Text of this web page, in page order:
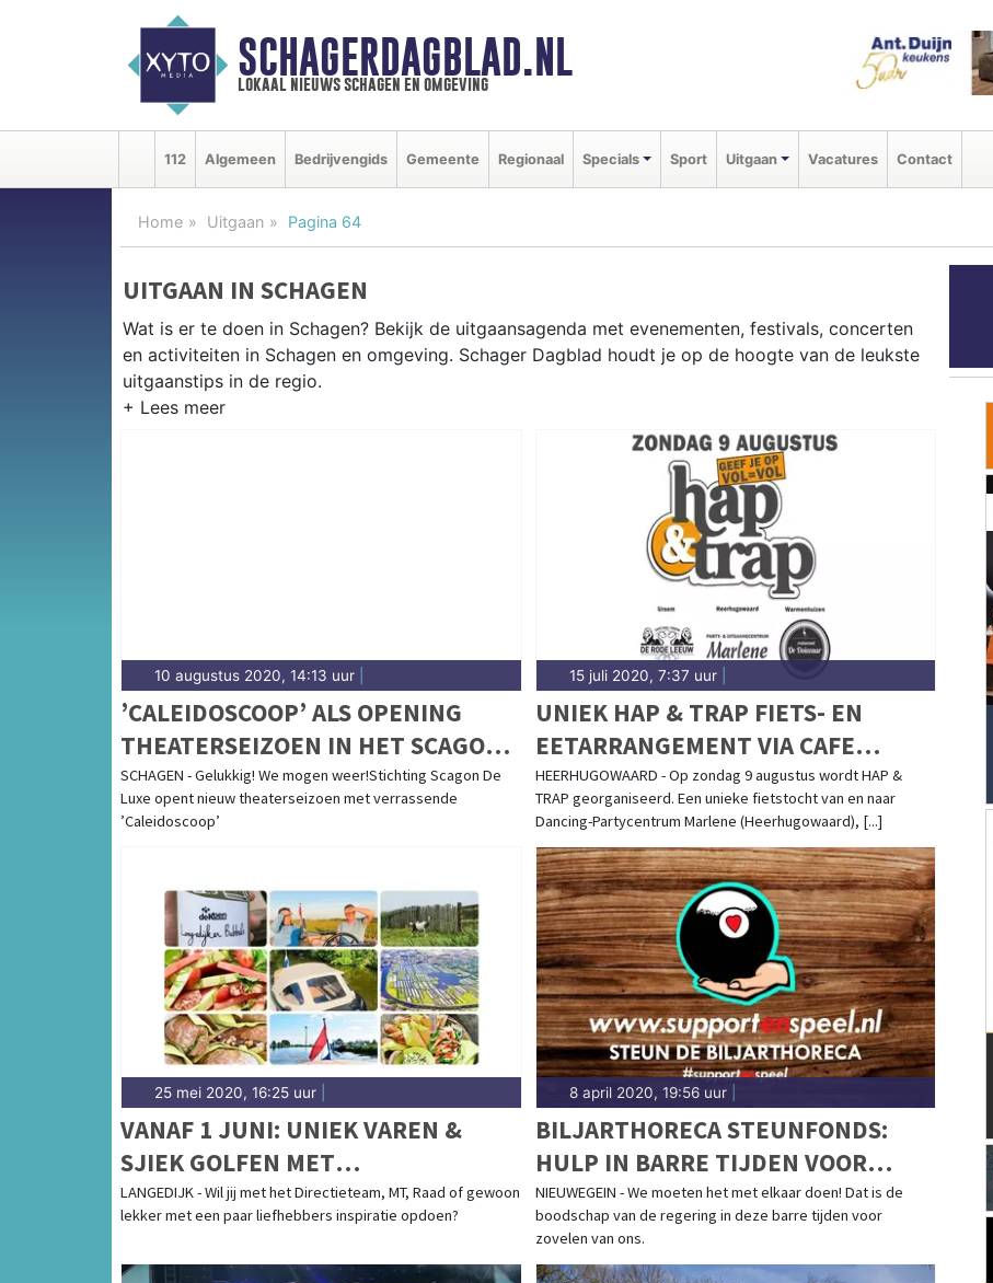
SCHAGERDAGBLAD.NL
lokaal nieuws schagen en omgeving
112 Algemeen Bedrijvengids Gemeente Regionaal Specials Sport Uitgaan Vacatures Contact
Home Uitgaan Pagina 64
UITGAAN IN SCHAGEN
Wat is er te doen in Schagen? Bekijk de uitgaansagenda met evenementen, festivals, concerten
en activiteiten in Schagen en omgeving. Schager Dagblad houdt je op de hoogte van de leukste
uitgaanstips in de regio.
Van markten en culturele evenementen tot muziekfestivals en culinaire events - ontdek het
10 augustus 2020, 14:13 uur
’CALEIDOSCOOP’ ALS OPENING
THEATERSEIZOEN IN HET SCAGON
THEATER
SCHAGEN - Gelukkig! We mogen weer!Stichting Scagon De
Luxe opent nieuw theaterseizoen met verrassende
’Caleidoscoop’
15 juli 2020, 7:37 uur|
UNIEK HAP & TRAP FIETS- EN
EETARRANGEMENT VIA CAFE
MARLÈNE, DE RODE LEEUW EN DE
OOIEVAAR
HEERHUGOWAARD - Op zondag 9 augustus wordt HAP &
TRAP georganiseerd. Een unieke fietstocht van en naar
Dancing-Partycentrum Marlene (Heerhugowaard), [...]
25 mei 2020, 16:25 uur
VANAF 1 JUNI: UNIEK VAREN &
SJIEK GOLFEN MET
LANGEDIJKERUITJE.COM
LANGEDIJK - Wil jij met het Directieteam, MT, Raad of gewoon
lekker met een paar liefhebbers inspiratie opdoen?
8 april 2020, 19:56 uur|
BILJARTHORECA STEUNFONDS:
HULP IN BARRE TIJDEN VOOR
LOKALITEITEN, ZALEN, CAFÉS
NIEUWEGEIN - We moeten het met elkaar doen! Dat is de
boodschap van de regering in deze barre tijden voor
zovelen van ons.